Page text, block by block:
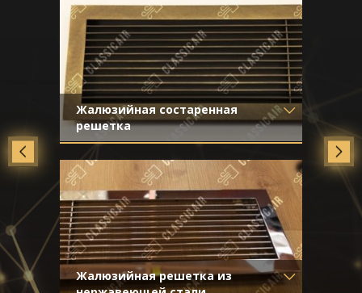
Жалюзийная состаренная
решетка
Материал- Латунь
Отделка- Старение с эффектом
затёртости
Жалюзийная решетка из